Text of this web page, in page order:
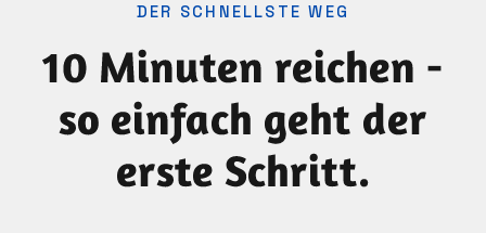
DER SCHNELLSTE WEG
10 Minuten reichen -
so einfach geht der
erste Schritt.